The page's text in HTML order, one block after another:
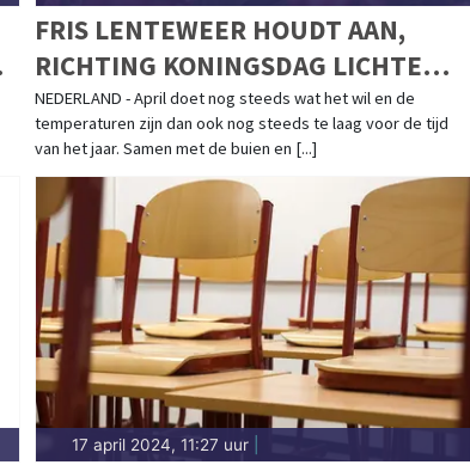
FRIS LENTEWEER HOUDT AAN,
RICHTING KONINGSDAG LICHTE
VERBETERING
NEDERLAND - April doet nog steeds wat het wil en de
temperaturen zijn dan ook nog steeds te laag voor de tijd
van het jaar. Samen met de buien en [...]
17 april 2024, 11:27 uur|